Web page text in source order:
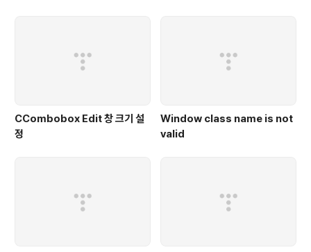
CCombobox Edit 창 크기 설
정
Window class name is not
valid